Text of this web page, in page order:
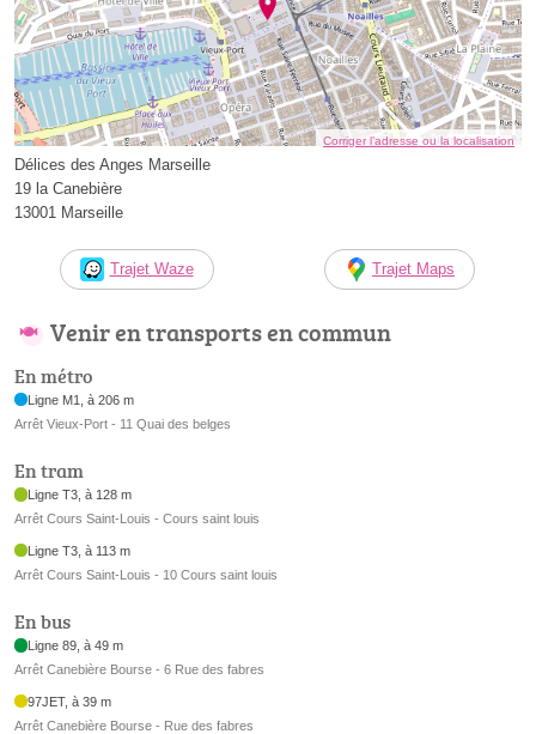
Corriger l’adresse ou la localisation
Délices des Anges Marseille
19 la Canebière
13001 Marseille
Trajet Waze Trajet Maps
Venir en transports en commun
En métro
Ligne M1, à 206 m
Arrêt Vieux-Port - 11 Quai des belges
En tram
Ligne T3, à 128 m
Arrêt Cours Saint-Louis - Cours saint louis
Ligne T3, à 113 m
Arrêt Cours Saint-Louis - 10 Cours saint louis
En bus
Ligne 89, à 49 m
Arrêt Canebière Bourse - 6 Rue des fabres
97JET, à 39 m
Arrêt Canebière Bourse - Rue des fabres